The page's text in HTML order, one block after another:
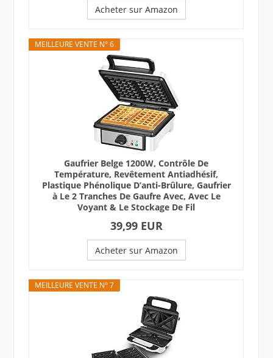
Acheter sur Amazon
MEILLEURE VENTE N° 6
Gaufrier Belge 1200W, Contrôle De
Température, Revêtement Antiadhésif,
Plastique Phénolique D’anti-Brûlure, Gaufrier
à Le 2 Tranches De Gaufre Avec, Avec Le
Voyant & Le Stockage De Fil
39,99 EUR
Acheter sur Amazon
MEILLEURE VENTE N° 7